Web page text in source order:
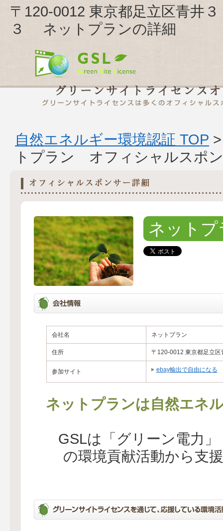
〒120-0012 東京都足立区青井
３ ネットプランの詳細
自然エネルギー環境認証 TOP
トプラン オフィシャルスポ
ネットプ
会社名 ネットプラン
住所 〒120-0012 東京都足立
参加サイト ebay輸出で自由になる
ネットプランは自然エネ
GSLは「グリーン電力
の環境貢献活動から支